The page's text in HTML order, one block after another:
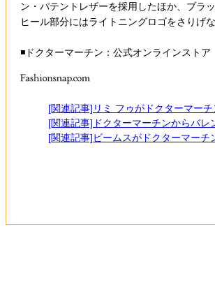
ン・パテントレザーを採用したほか、ブラ
ヒール部分にはライトニングロゴをさりげ
◾️ドクターマーチン：公式オンラインストア
[関連記事]リミ フゥがドクターマー
[関連記事]ドクターマーチンからバ
[関連記事]ビームスがドクターマー